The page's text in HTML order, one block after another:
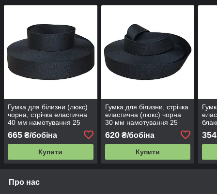
Гумка для білизни (люкс)
чорна, стрічка еластична
40 мм намотування 25
665 ₴/бобіна
Купити
Гумка для білизни, стрічка
еластична (люкс) чорна
30 мм намотування 25
620₴/бобіна
Купити
354
Про нас